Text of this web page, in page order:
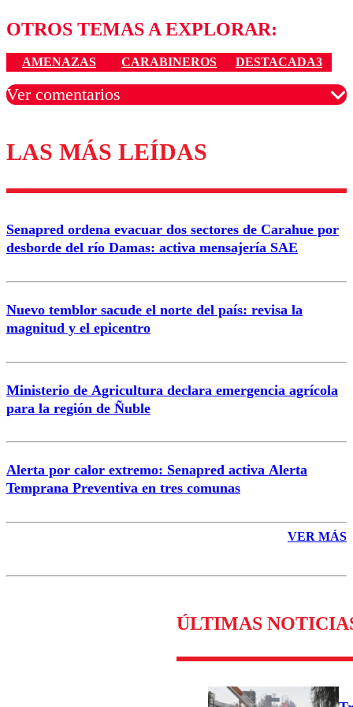
OTROS TEMAS A EXPLORAR:
AMENAZAS CARABINEROS DESTACADA3
Ver comentarios
Los comentarios son moderados para garantizar un
diálogo respetuoso.
Correo
LAS MÁS LEÍDAS
Senapred ordena evacuar dos sectores de Carahue por
desborde del río Damas: activa mensajería SAE
Nuevo temblor sacude el norte del país: revisa la
magnitud y el epicentro
Ministerio de Agricultura declara emergencia agrícola
para la región de Ñuble
Alerta por calor extremo: Senapred activa Alerta
Temprana Preventiva en tres comunas
VER MÁS
ÚLTIMAS